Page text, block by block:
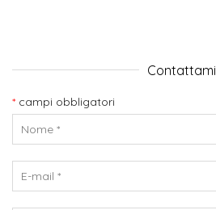
Contattami
* campi obbligatori